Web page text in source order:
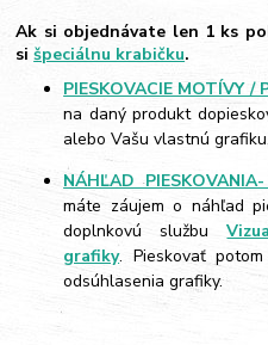
Ak si objednávate len 1 ks
sišpeciálnu krabičku.
PIESKOVACIE MOTÍVY /
na daný produkt
alebo Vašu vlastnú
NÁHĽAD
máte záujem o náhľad
doplnkovú službu
grafiky. Pieskovať
odsúhlasenia grafiky.